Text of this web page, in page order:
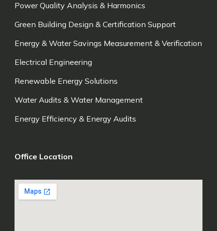
Power Quality Analysis & Harmonics
Green Building Design & Certification Support
Energy & Water Savings Measurement & Verification
Electrical Engineering
Renewable Energy Solutions
Water Audits & Water Management
Energy Efficiency & Energy Audits
Office Location